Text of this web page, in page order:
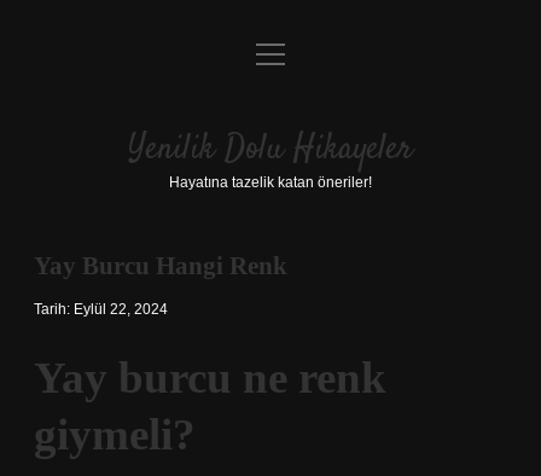
Anasayfa
Yasal Uyarı
menüyü
Yenilik Dolu Hikayeler
Hayatına tazelik katan öneriler!
Yay Burcu Hangi Renk
Tarih: Eylül 22, 2024
Yay burcu ne renk
giymeli?